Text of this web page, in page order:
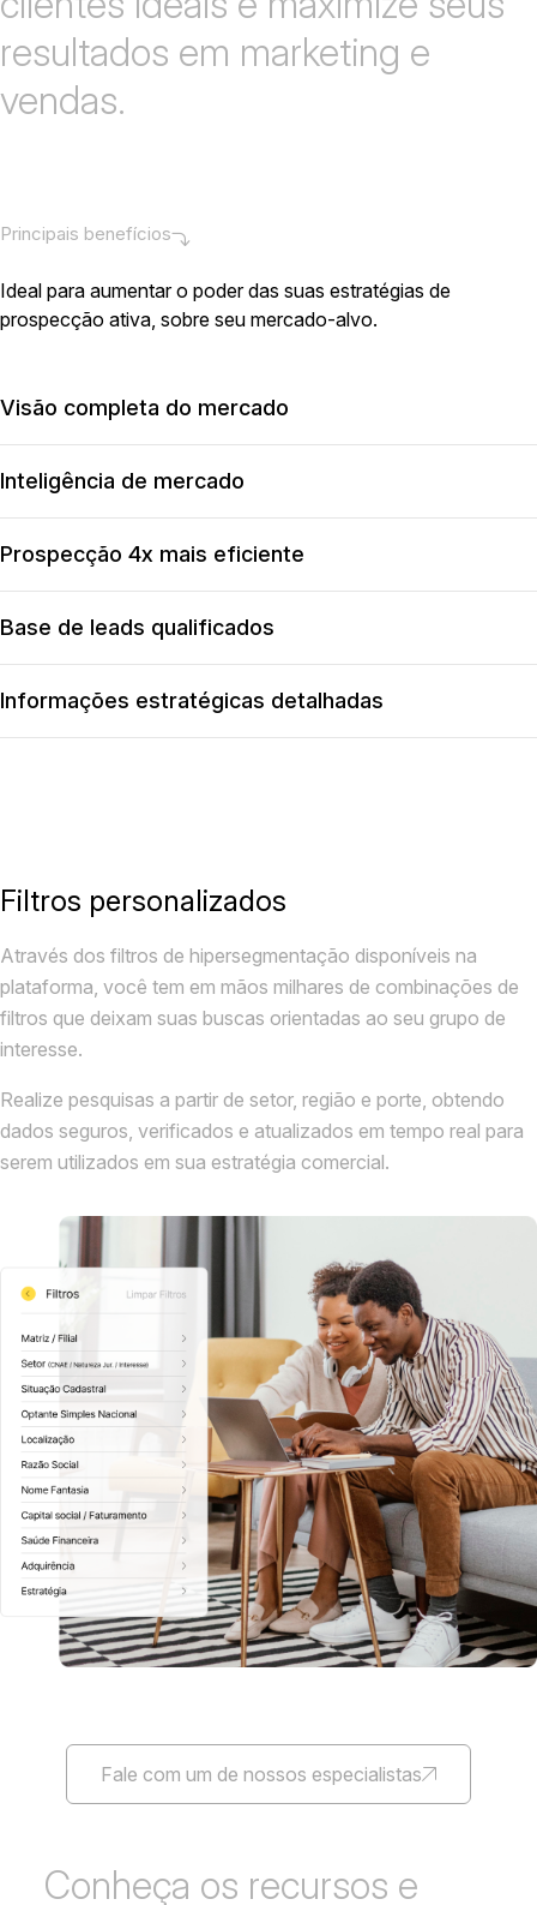
resultados em marketing e
vendas.
Principais benefícios
Ideal para aumentar o poder das suas estratégias de
prospecção ativa, sobre seu mercado-alvo.
Visão completa do mercado
Inteligência de mercado
Prospecção 4x mais eficiente
Base de leads qualificados
Informações estratégicas detalhadas
Filtros personalizados
Através dos filtros de hipersegmentação disponíveis na
plataforma, você tem em mãos milhares de combinações de
filtros que deixam suas buscas orientadas ao seu grupo de
interesse.
Realize pesquisas a partir de setor, região e porte, obtendo
dados seguros, verificados e atualizados em tempo real para
serem utilizados em sua estratégia comercial.
Fale com um de nossos especialistas
Conheça os recursos e